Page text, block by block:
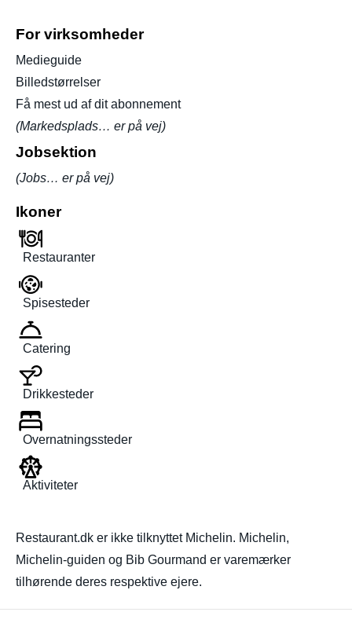
For virksomheder
Medieguide
Billedstørrelser
Få mest ud af dit abonnement
(Markedsplads… er på vej)
Jobsektion
(Jobs… er på vej)
Ikoner
Restauranter
Spisesteder
Catering
Drikkesteder
Overnatningssteder
Aktiviteter
Restaurant.dk er ikke tilknyttet Michelin. Michelin,
Michelin-guiden og Bib Gourmand er varemærker
tilhørende deres respektive ejere.